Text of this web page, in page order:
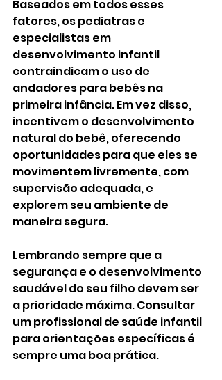
Baseados em todos esses
fatores, os pediatras e
especialistas em
desenvolvimento infantil
contraindicam o uso de
andadores para bebês na
primeira infância. Em vez disso,
incentivem o desenvolvimento
natural do bebê, oferecendo
oportunidades para que eles se
movimentem livremente, com
supervisão adequada, e
explorem seu ambiente de
maneira segura.
Lembrando sempre que a
segurança e o desenvolvimento
saudável do seu filho devem ser
a prioridade máxima. Consultar
um profissional de saúde infantil
para orientações específicas é
sempre uma boa prática.